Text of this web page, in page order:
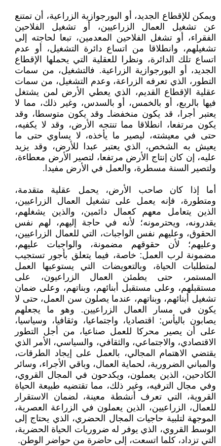
ويمكن للإقطاع الجديد، أو البورجوازية الزراعية، أن تمتنع
عن تشغيل العمال الزراعيين، أو تشغيل الفلاحين
الفقراء، أو تشغل الفلاحين المعدمين، تبعا لحاجته إلى
تشغيلهم، وانطلاقا من اتساع دائرة التشغيل، أو عدم
اتساع تلك الدائرة، ونظرا للعقلية التي يحملها الإقطاع
الجديد، أو البورجوازية الزراعية. فالتشغيل، من سمات
التطور، الذي تعرفه الزراعة، وعدم التشغيل، من سمات
عقلية الإقطاع القديم، الذي يعطي الأرض لمن يشتغل
فيها بالربع، أو بالخمس، أو بالسدس، وغير ذلك، مما لا
يعتبر أجرا، قد يكون منخفضاـ وقد يكون متوسطا، وقد
يكون مرتفعا، انطلاقا مما تنتجه الأرض، وقد لا يكفيه،
حتى في معيشته، ليصير ما يأخذه، لا يساوي حتى ما
يعيش به الشخص، الذي يعتبر عبدا للأرض، وقد يزيد
عليه، إن كان إنتاج الأرض مرتفعا، لتصير الأرض معطاءة،
ولتصير السنة مسطرة، والعمل في الأرض مفيدا.
أما إذا كان صاحب الأرض، يحمل عقلية متقدمة،
ومتطورة، فإنه يعمل على تشغيل العمال الزراعيين،
الذين يتعامل معهم كعمال دائمين، والذين يشغلهم،
يقدرونه، ويحترمونه؛ لأنه في حاجة إليهم، لهم نفس
الحقوق، وعليهم نفس الواجبات، التي للعمال الزراعيين،
وعليهم؛ لأن حقوقهم مضمونة، والواجبات عليهم،
مضمونة لرب العمل: خاصة، فيما يتعلق بأجور تستجيب
لمتطلبات الحياة، وبالتعويضات التي يستوعبها العمل
المستمر، حتى يطمئن العمال الزراعيون، على
مستقبلهم، وعلى مستقبل أبنائهم، وبناتهم، وعلى ضمان
تشغيل أبنائهم، وبناتهم، عندما يصلون سن العمل، حتى لا
يكون في مسار العمال الزراعيين. وهو ما يجعلهم
يصابون باليأس: اقتصاديا، واجتماعيا، وثقافيا، وسياسيا،
على أن يصير محركا للعمل صناعيا، من أجل التطور
الاقتصادي، والاجتماعي، والثقافي، والسياسي، الأمر الذي
يقتضي الاهتمام المجالي، بالعمل على إيجاد الطرقات،
والمباني الضرورية، لحماية العمال، وباقي الأجراء، وسائر
الكادحين، الذين يعملون، ويكدحون في المجال القروي،
وفي مجال الترفيه، وغير ذلك، مما تقتضيه طبيعة الحياة
القروية، التي تعرف أنشطة معينة، لضمان الاستقرار
للعمال، الزراعيين، الذين يعملون في الزراعة العصرية،
الموجهة لتلبية حاجيات المجال الحضري، الذي يحتاج إلى
الوسط القروي، الذي يوفر له ضروريات الحياة الحضرية،
التي تزداد، كلما اتسعت، إلى حاضرة من حواضر الوطن.